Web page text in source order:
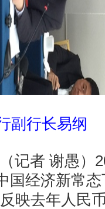
副行长易纲
记者 谢愚）
国经济新常
映去年人民